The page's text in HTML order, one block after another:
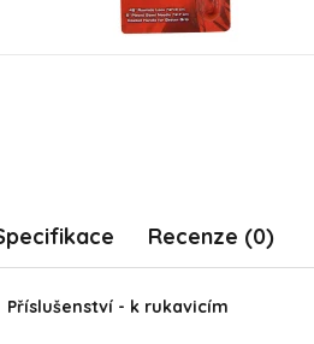
Recenze (0)
- k rukavicím